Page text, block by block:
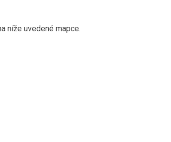
níže uvedené mapce.